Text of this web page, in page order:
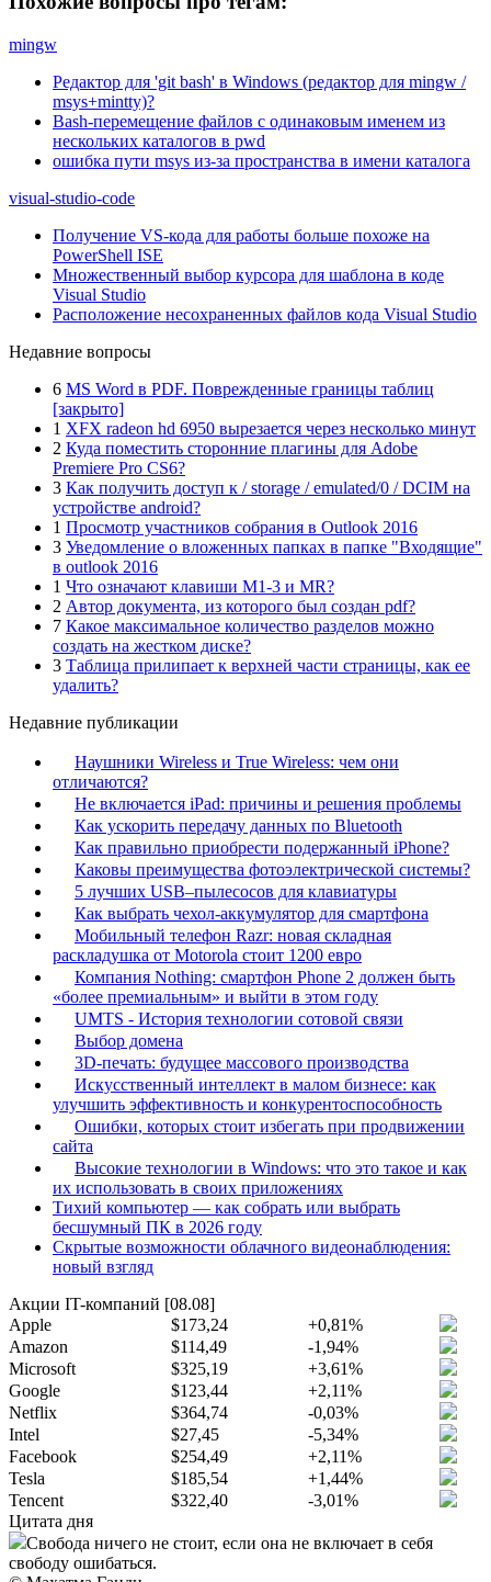
mingw
Редактор для 'git bash' в Windows (редактор для mingw /
msys+mintty)?
Bash-перемещение файлов с одинаковым именем из
нескольких каталогов в pwd
ошибка пути msys из-за пространства в имени каталога
visual-studio-code
Получение VS-кода для работы больше похоже на
PowerShell ISE
Множественный выбор курсора для шаблона в коде
Visual Studio
Расположение несохраненных файлов кода Visual Studio
Недавние вопросы
6 MS Word в PDF. Поврежденные границы таблиц
[закрыто]
1 XFX radeon hd 6950 вырезается через несколько минут
2 Куда поместить сторонние плагины для Adobe
Premiere Pro CS6?
3 Как получить доступ к / storage / emulated/0 / DCIM на
устройстве android?
1 Просмотр участников собрания в Outlook 2016
3 Уведомление о вложенных папках в папке "Входящие"
в outlook 2016
1 Что означают клавиши M1-3 и MR?
2 Автор документа, из которого был создан pdf?
7 Какое максимальное количество разделов можно
создать на жестком диске?
3 Таблица прилипает к верхней части страницы, как ее
удалить?
Недавние публикации
Наушники Wireless и True Wireless: чем они
отличаются?
Не включается iPad: причины и решения проблемы
Как ускорить передачу данных по Bluetooth
Как правильно приобрести подержанный iPhone?
Каковы преимущества фотоэлектрической системы?
5 лучших USB–пылесосов для клавиатуры
Как выбрать чехол-аккумулятор для смартфона
Мобильный телефон Razr: новая складная
раскладушка от Motorola стоит 1200 евро
Компания Nothing: смартфон Phone 2 должен быть
«более премиальным» и выйти в этом году
UMTS - История технологии сотовой связи
Выбор домена
3D-печать: будущее массового производства
Искусственный интеллект в малом бизнесе: как
улучшить эффективность и конкурентоспособность
Ошибки, которых стоит избегать при продвижении
сайта
Высокие технологии в Windows: что это такое и как
их использовать в своих приложениях
Тихий компьютер — как собрать или выбрать
бесшумный ПК в 2026 году
Скрытые возможности облачного видеонаблюдения:
новый взгляд
Акции IT-компаний [08.08]
Apple
$173,24
+0,81%
Amazon
$114,49
-1,94%
Microsoft
$325,19
+3,61%
Google
$123,44
+2,11%
Netflix
$364,74
-0,03%
Intel
$27,45
-5,34%
Facebook
$254,49
+2,11%
Tesla
$185,54
+1,44%
Tencent
$322,40
-3,01%
Цитата дня
Свобода ничего не стоит, если она не включает в себя
свободу ошибаться.